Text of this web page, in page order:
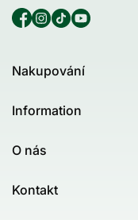
Nakupování
Produktový rádce - Test
Information
Nejčastější dotazy (FAQ)
O nás
Kontakt